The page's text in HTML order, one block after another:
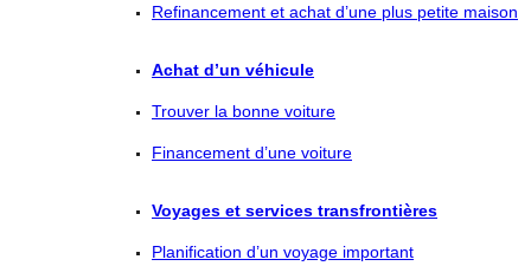
Refinancement et achat d’une plus petite maison
Achat d’un véhicule
Trouver la bonne voiture
Financement d’une voiture
Voyages et services transfrontières
Planification d’un voyage important